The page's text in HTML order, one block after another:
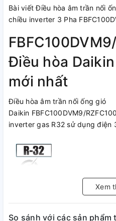
Bài viết Điều hòa âm trần nối
chiều inverter 3 Pha
Điều hòa
mới nhất
Điều hòa âm trần nối ống gió
Daikin FBFC100DVM9/
inverter gas R32 sử dụng điện
Xem
So sánh với các sản phẩm